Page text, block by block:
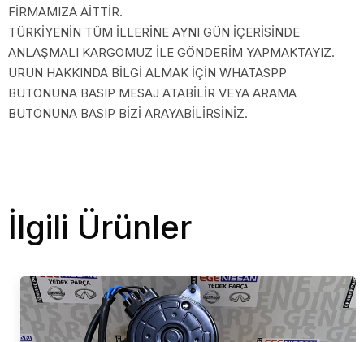
FİRMAMIZA AİTTİR.
TÜRKİYENİN TÜM İLLERİNE AYNI GÜN İÇERİSİNDE
ANLAŞMALI KARGOMUZ İLE GÖNDERİM YAPMAKTAYIZ.
ÜRÜN HAKKINDA BİLGİ ALMAK İÇİN WHATASPP
BUTONUNA BASIP MESAJ ATABİLİR VEYA ARAMA
BUTONUNA BASIP BİZİ ARAYABİLİRSİNİZ.
İlgili Ürünler